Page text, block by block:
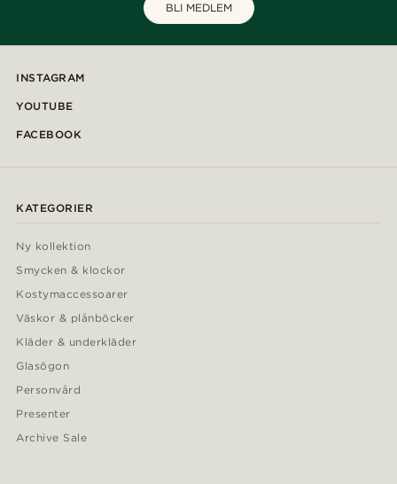
BLI MEDLEM
INSTAGRAM
YOUTUBE
FACEBOOK
KATEGORIER
Ny kollektion
Smycken & klockor
Kostymaccessoarer
Väskor & plånböcker
Kläder & underkläder
Glasögon
Personvård
Presenter
Archive Sale